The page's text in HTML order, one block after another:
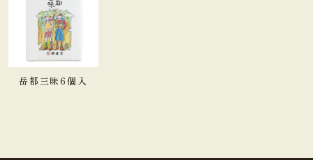
岳都三昧6個入